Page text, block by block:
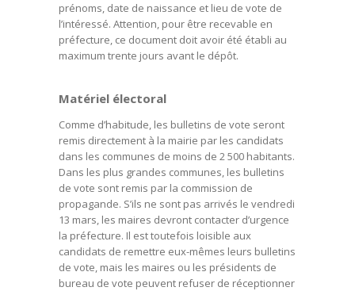
prénoms, date de naissance et lieu de vote de
l’intéressé. Attention, pour être recevable en
préfecture, ce document doit avoir été établi au
maximum trente jours avant le dépôt.
Matériel électoral
Comme d’habitude, les bulletins de vote seront
remis directement à la mairie par les candidats
dans les communes de moins de 2 500 habitants.
Dans les plus grandes communes, les bulletins
de vote sont remis par la commission de
propagande. S’ils ne sont pas arrivés le vendredi
13 mars, les maires devront contacter d’urgence
la préfecture. Il est toutefois loisible aux
candidats de remettre eux-mêmes leurs bulletins
de vote, mais les maires ou les présidents de
bureau de vote peuvent refuser de réceptionner